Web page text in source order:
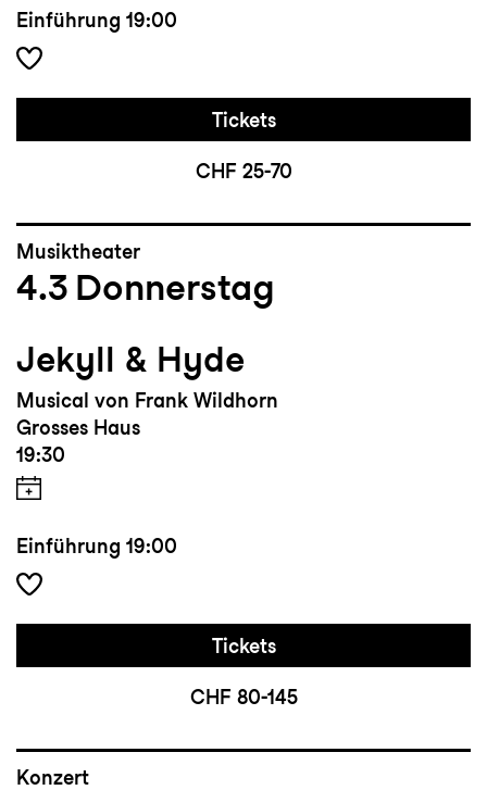
Einführung 19:00
Tickets
CHF 25-70
Musiktheater
4.3 Donnerstag
Jekyll & Hyde
Musical von Frank Wildhorn
Grosses Haus
19:30
Einführung 19:00
Tickets
CHF 80-145
Konzert